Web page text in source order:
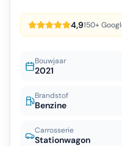
4,9150+
Bouwjaar
2021
Brandstof
Benzine
Carrosserie
Stationwagon